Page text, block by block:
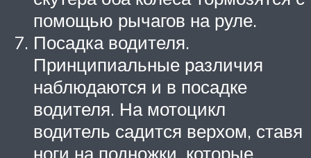
помощью рычагов на руле.
Посадка водителя.
Принципиальные различия
наблюдаются и в посадке
водителя. На мотоцикл
водитель садится верхом, ставя
ноги на подножки, которые